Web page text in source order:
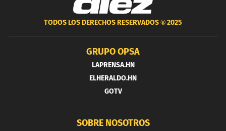
TODOS LOS DERECHOS RESERVADOS ®2025
GRUPO OPSA
LAPRENSA.HN
ELHERALDO.HN
GOTV
SOBRE NOSOTROS